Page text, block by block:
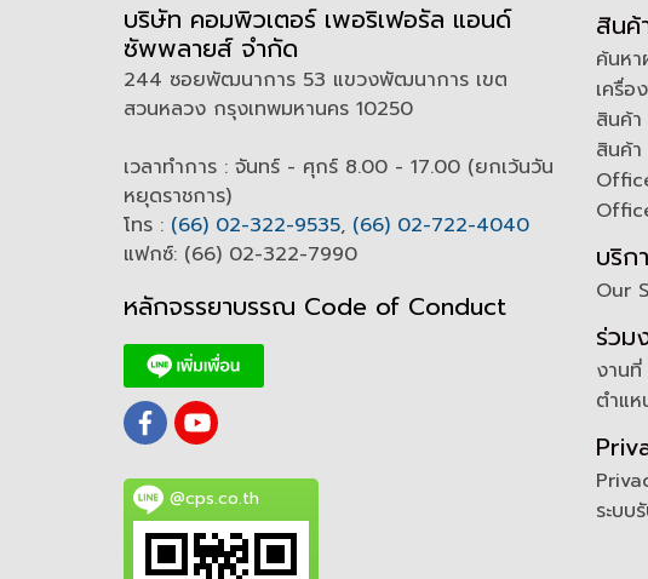
บริษัท คอมพิวเตอร์ เพอริเฟอรัล แอนด์
ซัพพลายส์ จำกัด
244 ซอยพัฒนาการ 53 แขวงพัฒนาการ เขต
สวนหลวง กรุงเทพมหานคร 10250
เวลาทำการ : จันทร์ - ศุกร์ 8.00 - 17.00 (ยกเว้นวัน
หยุดราชการ)
โทร : (66) 02-322-9535, (66) 02-722-4040
แฟกซ์: (66) 02-322-7990
หลักจรรยาบรรณ Code of Conduct
@cps.co.th
สินค้
ค้นห
เครื่
สินค้
สินค้
บริก
Our
ร่วม
งานที่
ตำแ
ระบ